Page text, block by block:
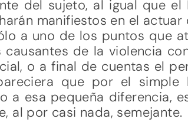
del sujeto, al igual que
manifiestos en el
a uno de los puntos que
causantes de la violencia
o a final de cuentas el
que por el
a esa pequeña diferencia,
al por casi nada, semejante.